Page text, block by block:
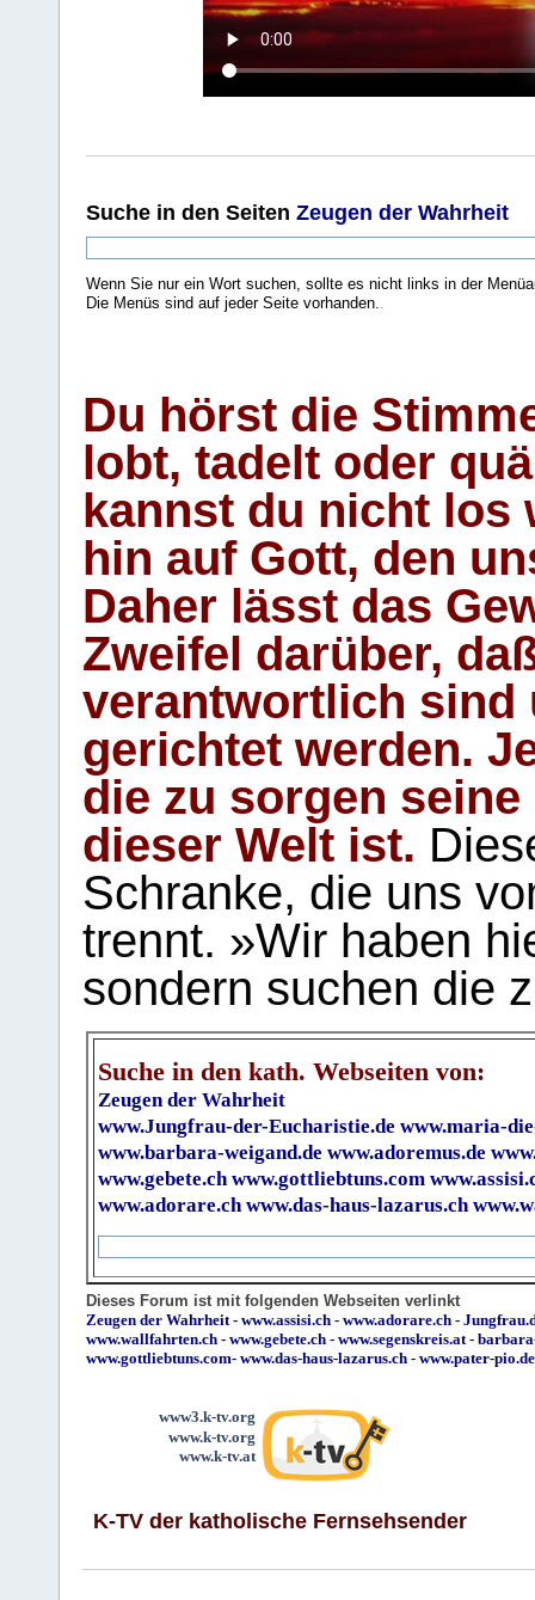
Suche in den Seiten Zeugen der Wahrheit
Wenn Sie nur ein Wort suchen, sollte es nicht links in der
Die Menüs sind auf jeder Seite vorhanden..
Du hörst die
lobt, tadelt oder
kannst du nicht los
hin auf Gott, den
Daher lässt das
Zweifel darüber,
verantwortlich sind
gerichtet werden.
die zu sorgen
dieser Welt ist.
Schranke, die uns
trennt. »Wir haben
sondern suchen die
Suche in den kath. Webseiten von:
Zeugen der Wahrheit
www.Jungfrau-der-Eucharistie.de www.maria-
www.barbara-weigand.de www.adoremus.de
www.gebete.ch www.gottliebtuns.com
www.adorare.ch www.das-haus-lazarus.ch
Dieses Forum ist mit folgenden Webseiten verlinkt
Zeugen der Wahrheit- www.assisi.ch - www.adorare.ch -
www.wallfahrten.ch - www.gebete.ch - www.segenskreis.at-
www.gottliebtuns.com- www.das-haus-lazarus.ch - www.pater-pio.de
www3.k-tv.org
www.k-tv.org
www.k-tv.at
K-TV der katholische Fernsehsender